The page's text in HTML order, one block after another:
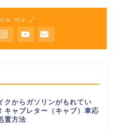
me ／
クからガソリンがもれてい
キャブレター（キャブ）車応
置方法